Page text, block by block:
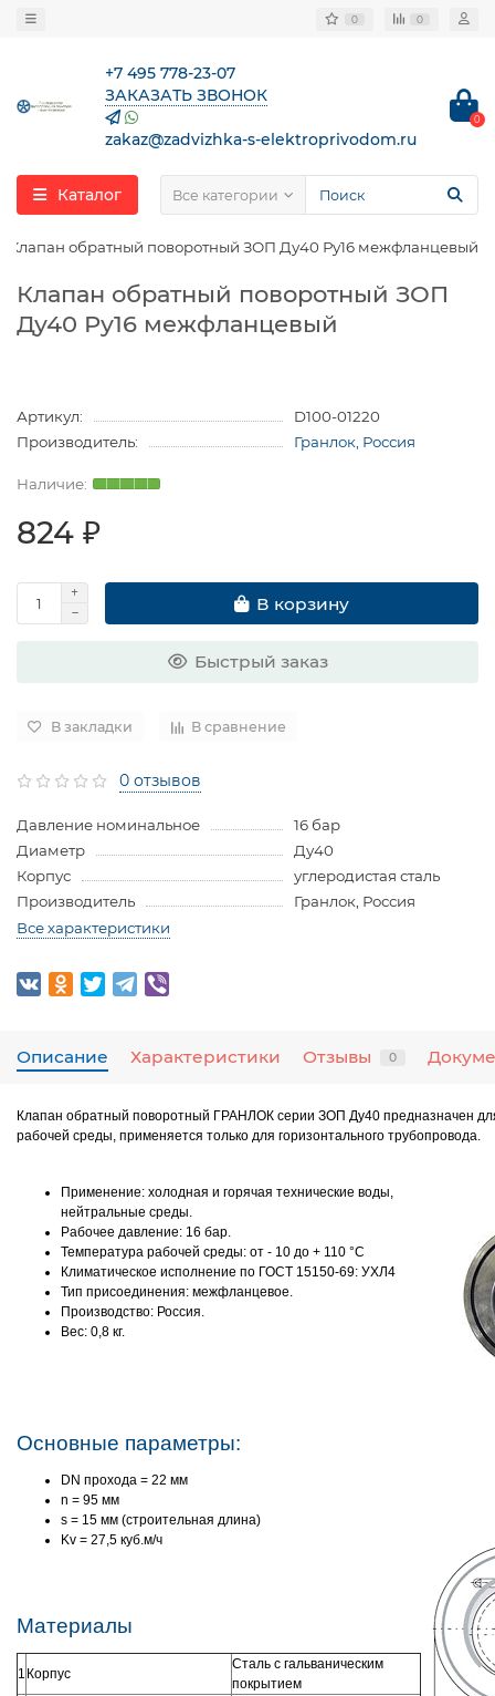
0 0
+7 495 778-23-07
ЗАКАЗАТЬ ЗВОНОК
zakaz@zadvizhka-s-elektroprivodom.ru
0
Каталог Все категории
Клапан обратный поворотный ЗОП Ду40 Ру16 межфланцевый
Клапан обратный поворотный ЗОП
Ду40 Ру16 межфланцевый
Артикул:
D100-01220
Производитель:
Гранлок, Россия
824 ₽
В корзину
Быстрый заказ
В закладки В сравнение
0 отзывов
Давление номинальное
16 бар
Диаметр
Ду40
Корпус
углеродистая сталь
Производитель
Гранлок, Россия
Все характеристики
Описание Характеристики Отзывы 0
Клапан обратный поворотный ГРАНЛОК серии ЗОП Ду40 предназначен
рабочей среды, применяется только для горизонтального трубопровода.
Применение: холодная и горячая технические воды,
нейтральные среды.
Рабочее давление: 16 бар.
Температура рабочей среды: от - 10 до + 110 °С
Климатическое исполнение по ГОСТ 15150-69: УХЛ4
Тип присоединения: межфланцевое.
Производство: Россия.
Вес: 0,8 кг.
Основные параметры:
DN прохода = 22 мм
n = 95 мм
s = 15 мм (строительная длина)
Kv = 27,5 куб.м/ч
Материалы
1 Корпус
Сталь с гальваническим
покрытием